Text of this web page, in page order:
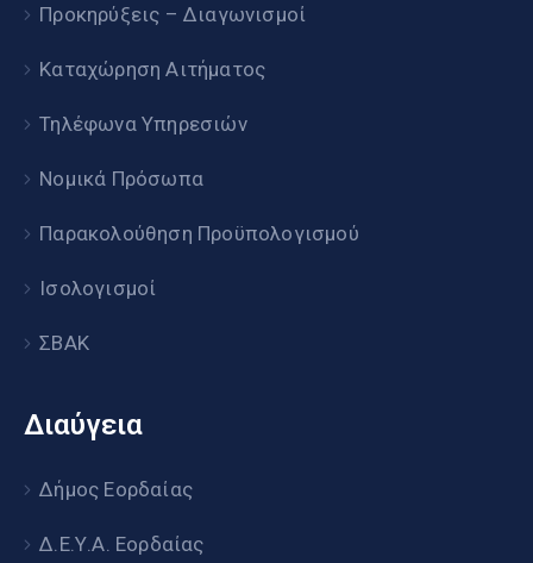
Προκηρύξεις – Διαγωνισμοί
Καταχώρηση Αιτήματος
Τηλέφωνα Υπηρεσιών
Νομικά Πρόσωπα
Παρακολούθηση Προϋπολογισμού
Ισολογισμοί
ΣΒΑΚ
Διαύγεια
Δήμος Εορδαίας
Δ.Ε.Υ.Α. Εορδαίας